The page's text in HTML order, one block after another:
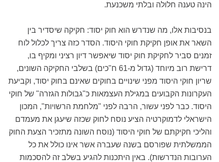
הינה טענה חלולה ובלתי משכנעת.
בנסיבות אלו, מה שנדרש הוא חוק יסוד: חקיקה שיסדיר בין
השאר את אופן חקיקת חוקי היסוד. הסדר כזה צריך לכלול לוח
זמנים סביר לחקיקת חוק יסוד שיאפשר דיון רציני ומקיף בו,
דרישת רוב מיוחד (גדול מ-61 ח"כים) בשלבי החקיקה השונים,
שריון חוקי היסוד מפני שינויים בחוקים שאינם בחוק יסוד, וקביעת
העקרונות הקבועים במגילת העצמאות כ"גבולות הגזרה" של חוקי
היסוד. כבר לפני עשור, הרבה לפני "מלחמת הרשויות", המכון
הישראלי לדמוקרטיה הציע נוסח לחוק שכזה שיעגן את מעמדם
והליכי חקיקתם של חוקי היסוד (נוסח השונה מתזכיר הצעת החוק
הממשלתית שפורסם בשנה שעברה אשר אינו כולל את כל
הערובות הנדרשות). באין היתכנות להגיע בשלב זה להסכמות